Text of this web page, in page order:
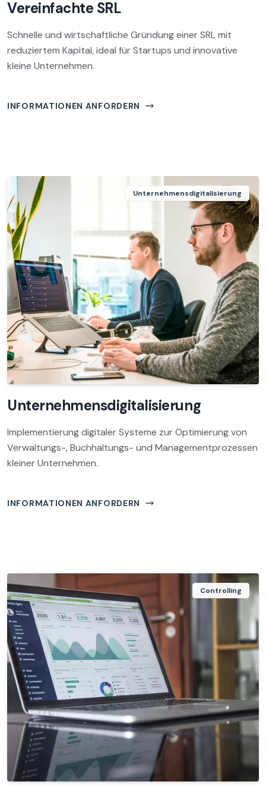
Vereinfachte SRL
Schnelle und wirtschaftliche Gründung einer SRL mit
reduziertem Kapital, ideal für Startups und innovative
kleine Unternehmen.
INFORMATIONEN ANFORDERN
Unternehmensdigitalisierung
Unternehmensdigitalisierung
Implementierung digitaler Systeme zur Optimierung von
Verwaltungs-, Buchhaltungs- und Managementprozessen
kleiner Unternehmen.
INFORMATIONEN ANFORDERN
Controlling